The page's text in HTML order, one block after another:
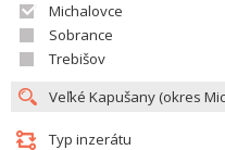
Michalovce
Sobrance
Trebišov
Typ inzerátu